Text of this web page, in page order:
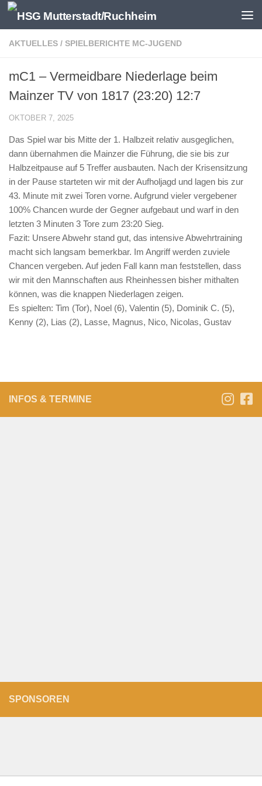
Zum Inhalt springen
AKTUELLES / SPIELBERICHTE MC-JUGEND
mC1 – Vermeidbare Niederlage beim
Mainzer TV von 1817 (23:20) 12:7
OKTOBER 7, 2025
Das Spiel war bis Mitte der 1. Halbzeit relativ ausgeglichen,
dann übernahmen die Mainzer die Führung, die sie bis zur
Halbzeitpause auf 5 Treffer ausbauten. Nach der Krisensitzung
in der Pause starteten wir mit der Aufholjagd und lagen bis zur
43. Minute mit zwei Toren vorne. Aufgrund vieler vergebener
100% Chancen wurde der Gegner aufgebaut und warf in den
letzten 3 Minuten 3 Tore zum 23:20 Sieg.
Fazit: Unsere Abwehr stand gut, das intensive Abwehrtraining
macht sich langsam bemerkbar. Im Angriff werden zuviele
Chancen vergeben. Auf jeden Fall kann man feststellen, dass
wir mit den Mannschaften aus Rheinhessen bisher mithalten
können, was die knappen Niederlagen zeigen.
Es spielten: Tim (Tor), Noel (6), Valentin (5), Dominik C. (5),
Kenny (2), Lias (2), Lasse, Magnus, Nico, Nicolas, Gustav
INFOS & TERMINE
SPONSOREN